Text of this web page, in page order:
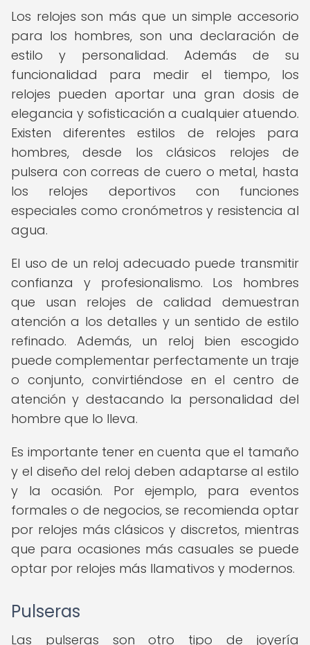
Los relojes son más que un simple accesorio
para los hombres, son una declaración de
estilo y personalidad. Además de su
funcionalidad para medir el tiempo, los
relojes pueden aportar una gran dosis de
elegancia y sofisticación a cualquier atuendo.
Existen diferentes estilos de relojes para
hombres, desde los clásicos relojes de
pulsera con correas de cuero o metal, hasta
los relojes deportivos con funciones
especiales como cronómetros y resistencia al
agua.
El uso de un reloj adecuado puede transmitir
confianza y profesionalismo. Los hombres
que usan relojes de calidad demuestran
atención a los detalles y un sentido de estilo
refinado. Además, un reloj bien escogido
puede complementar perfectamente un traje
o conjunto, convirtiéndose en el centro de
atención y destacando la personalidad del
hombre que lo lleva.
Es importante tener en cuenta que el tamaño
y el diseño del reloj deben adaptarse al estilo
y la ocasión. Por ejemplo, para eventos
formales o de negocios, se recomienda optar
por relojes más clásicos y discretos, mientras
que para ocasiones más casuales se puede
optar por relojes más llamativos y modernos.
Pulseras
Las pulseras son otro tipo de joyería